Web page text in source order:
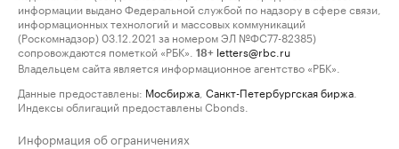
информации выдано Федеральной службой по надзору в сфере связи,
информационных технологий и массовых коммуникаций
(Роскомнадзор) 03.12.2021 за номером ЭЛ №ФС77-82385)
сопровождаются пометкой «РБК».
18+ letters@rbc.ru
Владельцем сайта является информационное агентство «РБК».
Данные предоставлены: Мосбиржа Санкт-Петербургская биржа
Индексы облигаций предоставлены Cbonds.
Информация об ограничениях